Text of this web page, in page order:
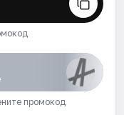
промокод